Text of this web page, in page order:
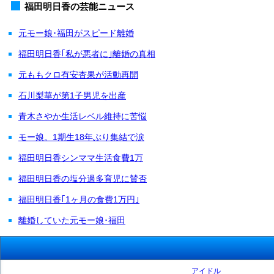
福田明日香の芸能ニュース
元モー娘･福田がスピード離婚
福田明日香｢私が悪者に｣離婚の真相
元ももクロ有安杏果が活動再開
石川梨華が第1子男児を出産
青木さやか生活レベル維持に苦悩
モー娘。1期生18年ぶり集結で涙
福田明日香シンママ生活食費1万
福田明日香の塩分過多育児に賛否
福田明日香｢1ヶ月の食費1万円｣
離婚していた元モー娘･福田
アイドル